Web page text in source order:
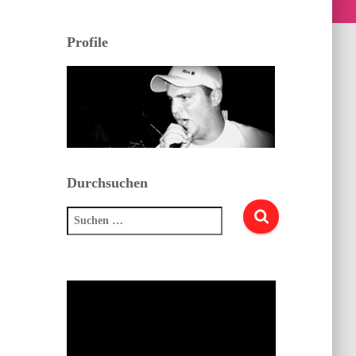
Profile
Durchsuchen
Suchen
nach: